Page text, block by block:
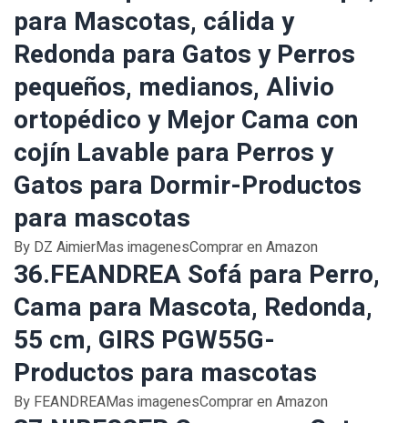
para Mascotas, cálida y
Redonda para Gatos y Perros
pequeños, medianos, Alivio
ortopédico y Mejor Cama con
cojín Lavable para Perros y
Gatos para Dormir-Productos
para mascotas
By DZ AimierMas imagenesComprar en Amazon
36.FEANDREA Sofá para Perro,
Cama para Mascota, Redonda,
55 cm, GIRS PGW55G-
Productos para mascotas
By FEANDREAMas imagenesComprar en Amazon